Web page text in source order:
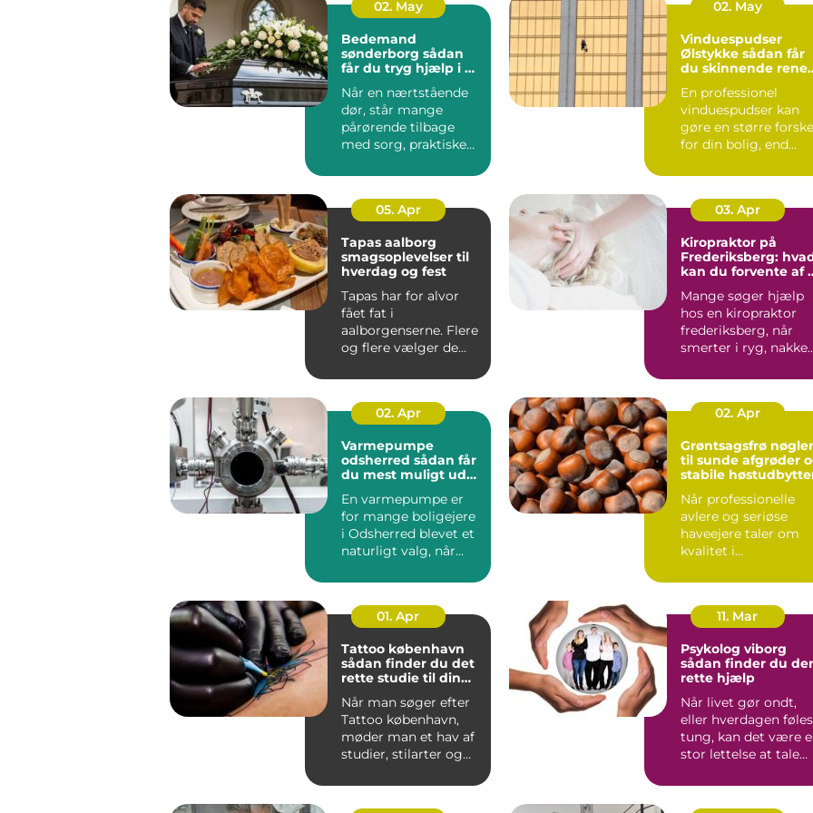
02. May
Bedemand
sønderborg sådan
får du tryg hjælp i en
Når en nærtstående
dør, står mange
pårørende tilbage
med sorg, praktiske
af ik...
02. May
Vinduespudser
Ølstykke sådan får
du skinnende rene
En professionel
vinduespudser kan
gøre en større
for din bolig, end
Klare ...
05. Apr
Tapas aalborg
smagsoplevelser til
hverdag og fest
Tapas har for alvor
fået fat i
aalborgenserne. Flere
og flere vælger de
skal hyg...
03. Apr
Kiropraktor på
Frederiksberg:
kan du forvente af
Mange søger hjælp
hos en kiropraktor
frederiksberg, når
smerter i ryg, nakke
02. Apr
Varmepumpe
odsherred sådan får
du mest muligt ud
En varmepumpe er
for mange boligejere
i Odsherred blevet et
naturligt valg, når
...
02. Apr
Grøntsagsfrø nøglen
til sunde afgrøder
stabile
Når professionelle
avlere og seriøse
haveejere taler om
kvalitet i
marken, star...
01. Apr
Tattoo københavn
sådan finder du det
rette studie til din
Når man søger efter
Tattoo københavn,
møder man et hav af
studier, stilarter og
sk...
11. Mar
Psykolog viborg
sådan finder du
rette hjælp
Når livet gør ondt,
eller hverdagen føles
tung, kan det være
stor lettelse at tale